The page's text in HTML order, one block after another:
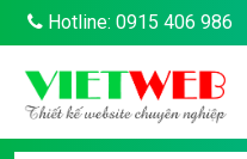
Hotline: 0915 406 986